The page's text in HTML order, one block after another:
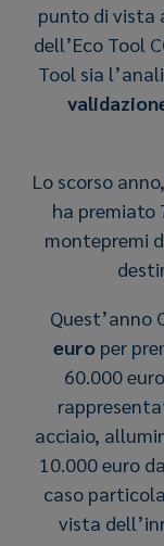
punto di vista
dell’Eco Tool
Tool sia
Lo scorso
ha premiato
montepremi
Quest’anno
euro per
60.000
acciaio,
10.000 euro
caso
vista